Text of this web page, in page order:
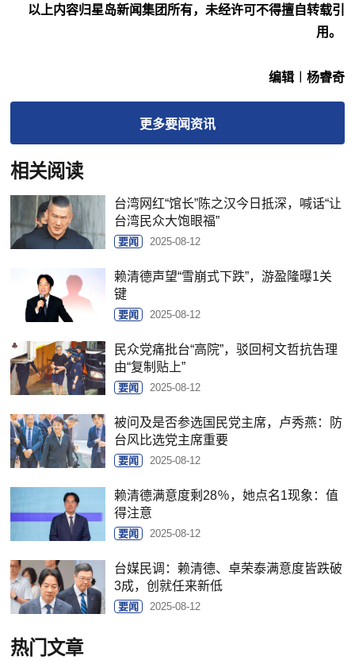
以上内容归星岛新闻集团所有，未经许可不得擅自转载引
用。
编辑︱杨睿奇
更多要闻资讯
相关阅读
台湾网红“馆长”陈之汉今日抵深，喊话“让
台湾民众大饱眼福”
要闻 2025-08-12
赖清德声望“雪崩式下跌”，游盈隆曝1关
键
要闻 2025-08-12
民众党痛批台“高院”，驳回柯文哲抗告理
由“复制贴上”
要闻 2025-08-12
被问及是否参选国民党主席，卢秀燕：防
台风比选党主席重要
要闻 2025-08-12
赖清德满意度剩28％，她点名1现象：值
得注意
要闻 2025-08-12
台媒民调：赖清德、卓荣泰满意度皆跌破
3成，创就任来新低
要闻 2025-08-12
热门文章